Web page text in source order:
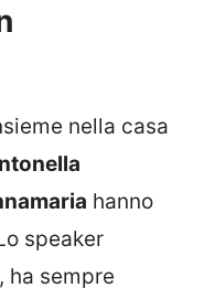
nella casa
hanno
speaker
ha sempre